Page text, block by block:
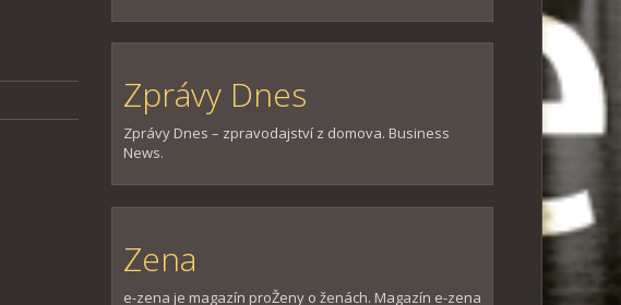
Zprávy Dnes
Zprávy Dnes – zpravodajství z domova. Business
News.
Zena
e-zena je magazín proŽeny o ženách. Magazín e-zena